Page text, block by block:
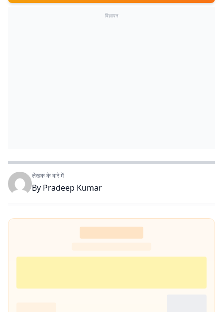
विज्ञापन
लेखक के बारे में
By Pradeep Kumar